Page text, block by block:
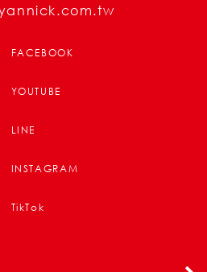
FACEBOOK
YOUTUBE
LINE
INSTAGRAM
TikTok